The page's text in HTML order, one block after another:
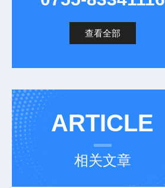
查看全部
ARTICLE
相关文章